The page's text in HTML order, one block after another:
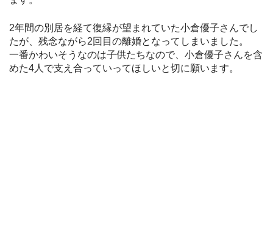
2年間の別居を経て復縁が望まれていた小倉優子さんでし
たが、残念ながら2回目の離婚となってしまいました。
一番かわいそうなのは子供たちなので、小倉優子さんを含
めた4人で支え合っていってほしいと切に願います。